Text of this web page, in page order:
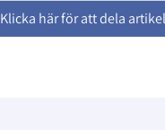
Klicka här för att dela